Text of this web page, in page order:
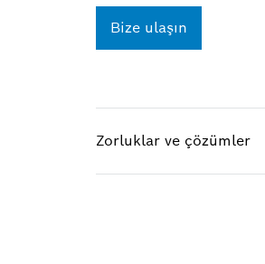
Bize ulaşın
Zorluklar ve çözümler